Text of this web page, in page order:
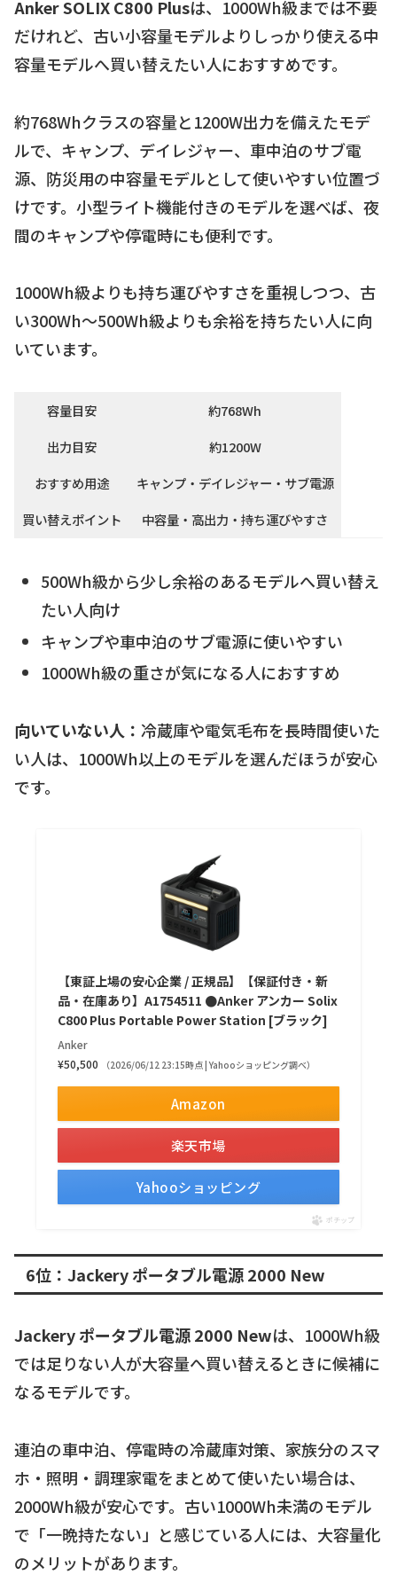
Anker SOLIX C800 Plusは、1000Wh級までは不要
だけれど、古い小容量モデルよりしっかり使える中
容量モデルへ買い替えたい人におすすめです。
約768Whクラスの容量と1200W出力を備えたモデ
ルで、キャンプ、デイレジャー、車中泊のサブ電
源、防災用の中容量モデルとして使いやすい位置づ
けです。小型ライト機能付きのモデルを選べば、夜
間のキャンプや停電時にも便利です。
1000Wh級よりも持ち運びやすさを重視しつつ、古
い300Wh〜500Wh級よりも余裕を持ちたい人に向
いています。
容量目安
約768Wh
出力目安
約1200W
おすすめ用途
キャンプ・デイレジャー・サブ電源
買い替えポイント
中容量・高出力・持ち運びやすさ
500Wh級から少し余裕のあるモデルへ買い替え
たい人向け
キャンプや車中泊のサブ電源に使いやすい
1000Wh級の重さが気になる人におすすめ
向いていない人： 冷蔵庫や電気毛布を長時間使いた
い人は、1000Wh以上のモデルを選んだほうが安心
です。
【東証上場の安心企業 / 正規品】【保証付き・新
品・在庫あり】A1754511 ●Anker アンカー Solix
C800 Plus Portable Power Station [ブラック]
Anker
¥50,500
（2026/06/12 23:15時点 | Yahooショッピング調べ）
Amazon
楽天市場
Yahooショッピング
ポチップ
6位：Jackery ポータブル電源 2000 New
Jackery ポータブル電源 2000 Newは、1000Wh級
では足りない人が大容量へ買い替えるときに候補に
なるモデルです。
連泊の車中泊、停電時の冷蔵庫対策、家族分のスマ
ホ・照明・調理家電をまとめて使いたい場合は、
2000Wh級が安心です。古い1000Wh未満のモデル
で「一晩持たない」と感じている人には、大容量化
のメリットがあります。